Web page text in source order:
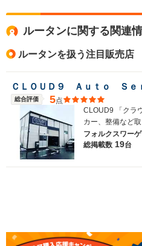
ルータンに関する関連
ルータンを扱う注目販売店
ＣＬＯＵＤ９ Ａｕｔｏ Ｓｅ
総合評価 5点
CLOUD9 「クラ
カー、整備など
フォルクスワー
総掲載数 19台